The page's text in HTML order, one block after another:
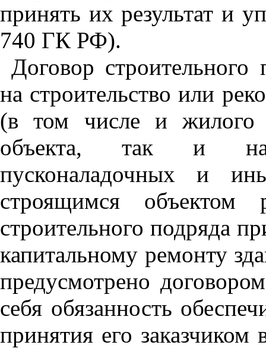
принять их результат и
740 ГК РФ).
Договор строительного
на строительство или
(в том числе и жилого
объекта, так и на
пусконаладочных и
строящимся объектом
строительного подряда
капитальному ремонту
предусмотрено
себя обязанность
принятия его заказчиком